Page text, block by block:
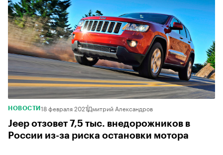
НОВОСТИ 18 февраля 2021Дмитрий Александров
Jeep отзовет 7,5 тыс. внедорожников в
России из-за риска остановки мотора